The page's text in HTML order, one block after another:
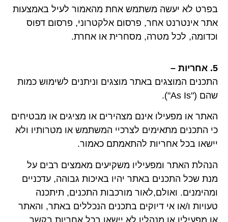
בפרט לא יעשה משתמש אחת מהאמור לעיל באמצעות
אתר אינטרנט אחר, פרסום אלקטרוני, פרסום דפוס
וכדומה, לכל מטרה, מסחרית או אחרת.
5. אחריות –
התכנים המוצגים באתר מוצגים וניתנים לשימוש כמות
שהם ("As Is").
האתר או מפעילו אינם מצהירים או מציגים או מבטיחים
כי התכנים מתאימים לצרכיי המשתמש או מטרותיו ולא
יישאו בכל אחריות להתאמתם כאמור.
הנהלת האתר ומפעיליו משקיעים מאמצים רבים על
מנת שכל התכנים באתר יהיו באיכות גבוהה, עדכניים
ומהימנים. ואולם,לאור מורכבות התכנים, תיתכנה
טעויות ו/או אי דיוקים בתכנים הנכללים באתר, והאתר
או מפעיליו או מנהליו לא יישאו בכל אחריות בקשר